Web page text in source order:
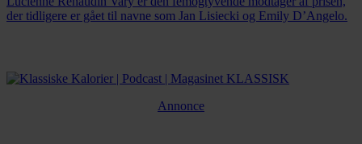
der tidligere er gået til navne som Jan Lisiecki og Emily D’Angelo.
Annonce